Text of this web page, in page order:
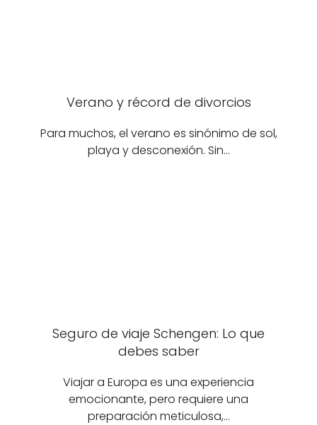
Verano y récord de divorcios
Para muchos, el verano es sinónimo de sol,
playa y desconexión. Sin…
Seguro de viaje Schengen: Lo que
debes saber
Viajar a Europa es una experiencia
emocionante, pero requiere una
preparación meticulosa,…